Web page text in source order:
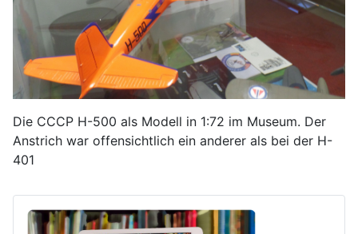
Die CCCP H-500 als Modell in 1:72 im Museum. Der
Anstrich war offensichtlich ein anderer als bei der H-
401